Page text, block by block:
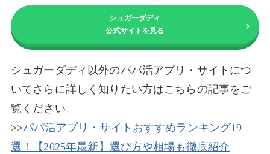
シュガーダディ
公式サイトを見る
シュガーダディ以外のパパ活アプリ・サイトにつ
いてさらに詳しく知りたい方はこちらの記事をご
覧ください。
>>パパ活アプリ・サイトおすすめランキング19
選！【2025年最新】選び方や相場も徹底紹介